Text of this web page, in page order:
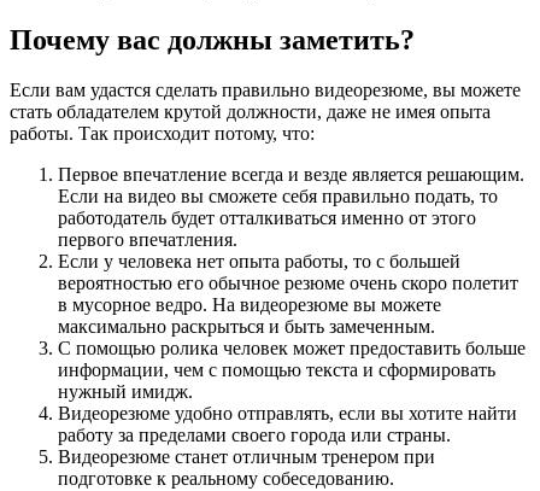
Почему вас должны заметить?
Если вам удастся сделать правильно видеорезюме, вы можете
стать обладателем крутой должности, даже не имея опыта
работы. Так происходит потому, что:
Первое впечатление всегда и везде является решающим.
Если на видео вы сможете себя правильно подать, то
работодатель будет отталкиваться именно от этого
первого впечатления.
Если у человека нет опыта работы, то с большей
вероятностью его обычное резюме очень скоро полетит
в мусорное ведро. На видеорезюме вы можете
максимально раскрыться и быть замеченным.
С помощью ролика человек может предоставить больше
информации, чем с помощью текста и сформировать
нужный имидж.
Видеорезюме удобно отправлять, если вы хотите найти
работу за пределами своего города или страны.
Видеорезюме станет отличным тренером при
подготовке к реальному собеседованию.